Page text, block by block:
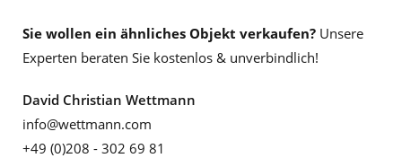
Sie wollen ein ähnliches Objekt verkaufen? Unsere
Experten beraten Sie kostenlos & unverbindlich!
David Christian Wettmann
info@wettmann.com
+49 (0)208 - 302 69 81